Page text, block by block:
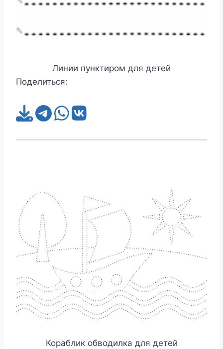
Линии пунктиром для детей
Поделиться:
Кораблик обводилка для детей